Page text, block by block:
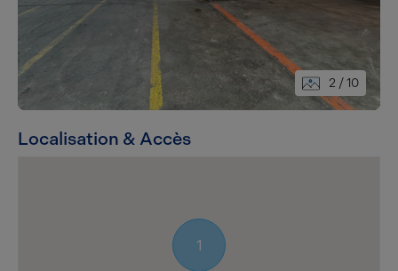
2 / 10
Localisation & Accès
1